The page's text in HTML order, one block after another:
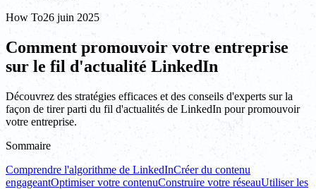
How To26 juin 2025
Comment promouvoir votre entreprise
sur le fil d'actualité LinkedIn
Découvrez des stratégies efficaces et des conseils d'experts sur la
façon de tirer parti du fil d'actualités de LinkedIn pour promouvoir
votre entreprise.
Sommaire
Comprendre l'algorithme de LinkedInCréer du contenu
engageantOptimiser votre contenuConstruire votre réseauUtiliser les